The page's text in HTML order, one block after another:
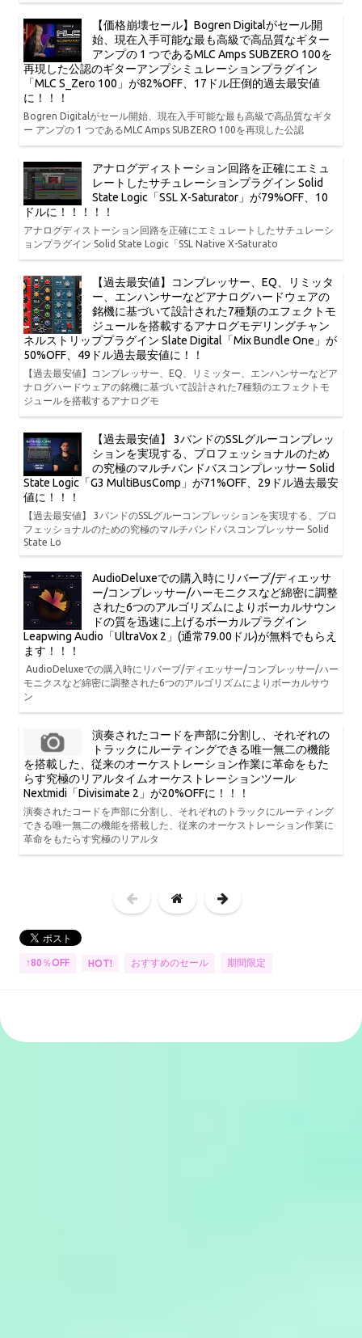
【価格崩壊セール】Bogren Digitalがセール開
始、現在入手可能な最も高級で高品質なギター
アンプの 1 つであるMLC Amps SUBZERO 100を
再現した公認のギターアンプシミュレーションプラグイン
「MLC S_Zero 100」が82%OFF、17ドル圧倒的過去最安値
に！！！
Bogren Digitalがセール開始、現在入手可能な最も高級で高品質なギタ
ー アンプの 1 つであるMLC Amps SUBZERO 100を再現した公認
アナログディストーション回路を正確にエミュ
レートしたサチュレーションプラグイン Solid
State Logic「SSL X-Saturator」が79%OFF、10
ドルに！！！！！
アナログディストーション回路を正確にエミュレートしたサチュレーシ
ョンプラグイン Solid State Logic「SSL Native X-Saturato
【過去最安値】コンプレッサー、EQ、リミッタ
ー、エンハンサーなどアナログハードウェアの
銘機に基づいて設計された7種類のエフェクトモ
ジュールを搭載するアナログモデリングチャン
ネルストリッププラグイン Slate Digital「Mix Bundle One」が
50%OFF、49ドル過去最安値に！！
【過去最安値】コンプレッサー、EQ、リミッター、エンハンサーなどア
ナログハードウェアの銘機に基づいて設計された7種類のエフェクトモ
ジュールを搭載するアナログモ
【過去最安値】 3バンドのSSLグルーコンプレッ
ションを実現する、プロフェッショナルのため
の究極のマルチバンドバスコンプレッサー Solid
State Logic「G3 MultiBusComp」が71%OFF、29ドル過去最安
値に！！！
【過去最安値】 3バンドのSSLグルーコンプレッションを実現する、プロ
フェッショナルのための究極のマルチバンドバスコンプレッサー Solid
State Lo
AudioDeluxeでの購入時にリバーブ/ディエッサ
ー/コンプレッサー/ハーモニクスなど綿密に調整
された6つのアルゴリズムによりボーカルサウン
ドの質を迅速に上げるボーカルプラグイン
Leapwing Audio「UltraVox 2」(通常79.00ドル)が無料でもらえ
ます！！！
AudioDeluxeでの購入時にリバーブ/ディエッサー/コンプレッサー/ハー
モニクスなど綿密に調整された6つのアルゴリズムによりボーカルサウ
ン
演奏されたコードを声部に分割し、それぞれの
トラックにルーティングできる唯一無二の機能
を搭載した、従来のオーケストレーション作業に革命をもた
らす究極のリアルタイムオーケストレーションツール
Nextmidi「Divisimate 2」が20%OFFに！！！
演奏されたコードを声部に分割し、それぞれのトラックにルーティング
できる唯一無二の機能を搭載した、従来のオーケストレーション作業に
革命をもたらす究極のリアルタ
↑80％OFF HOT! おすすめのセール 期間限定